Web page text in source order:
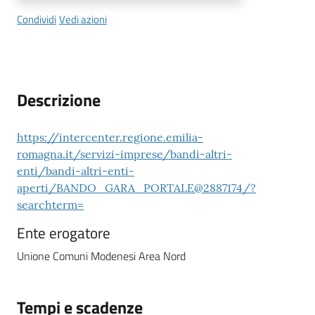
CondividiVedi azioni
Descrizione
https://intercenter.regione.emilia-
romagna.it/servizi-imprese/bandi-altri-
enti/bandi-altri-enti-
aperti/BANDO_GARA_PORTALE@2887174/?
searchterm=
Ente erogatore
Unione Comuni Modenesi Area Nord
Tempi e scadenze